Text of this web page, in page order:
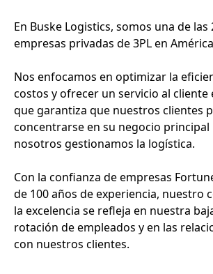
En Buske Logistics, somos una de
empresas privadas de 3PL en
Nos enfocamos en optimizar la
costos y ofrecer un servicio al cliente
que garantiza que nuestros clientes
concentrarse en su negocio
nosotros gestionamos la logística.
Con la confianza de empresas
de 100 años de experiencia, nuestro
la excelencia se refleja en nuestra
rotación de empleados y en las
con nuestros clientes.